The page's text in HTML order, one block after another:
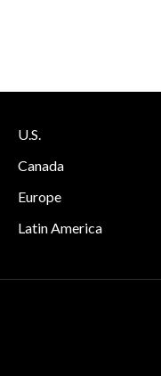
U.S.
Canada
Europe
Latin America